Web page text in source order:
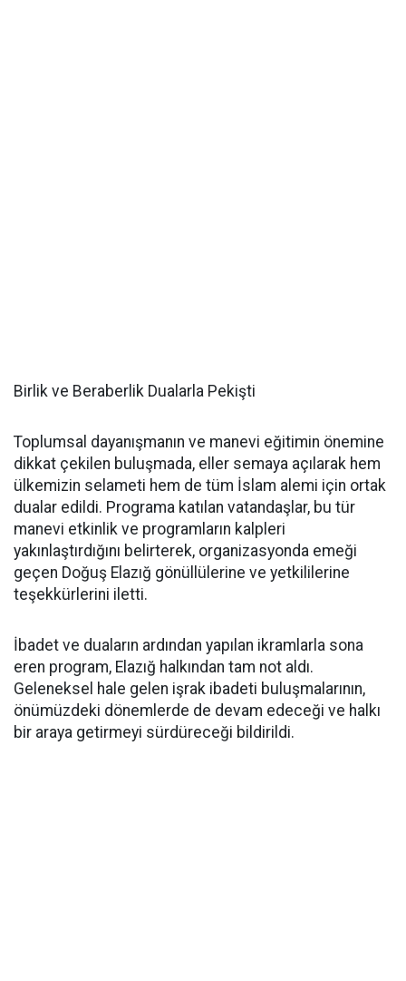
Birlik ve Beraberlik Dualarla Pekişti
Toplumsal dayanışmanın ve manevi eğitimin önemine
dikkat çekilen buluşmada, eller semaya açılarak hem
ülkemizin selameti hem de tüm İslam alemi için ortak
dualar edildi. Programa katılan vatandaşlar, bu tür
manevi etkinlik ve programların kalpleri
yakınlaştırdığını belirterek, organizasyonda emeği
geçen Doğuş Elazığ gönüllülerine ve yetkililerine
teşekkürlerini iletti.
İbadet ve duaların ardından yapılan ikramlarla sona
eren program, Elazığ halkından tam not aldı.
Geleneksel hale gelen işrak ibadeti buluşmalarının,
önümüzdeki dönemlerde de devam edeceği ve halkı
bir araya getirmeyi sürdüreceği bildirildi.